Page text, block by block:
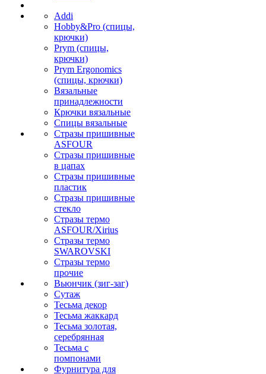
Addi
Hobby&Pro (спицы,
крючки)
Prym (спицы,
крючки)
Prym Ergonomics
(спицы, крючки)
Вязальные
принадлежности
Крючки вязальные
Спицы вязальные
Стразы пришивные
ASFOUR
Стразы пришивные
в цапах
Стразы пришивные
пластик
Стразы пришивные
стекло
Стразы термо
ASFOUR/Xirius
Стразы термо
SWAROVSKI
Стразы термо
прочие
Вьюнчик (зиг-заг)
Сутаж
Тесьма декор
Тесьма жаккард
Тесьма золотая,
серебрянная
Тесьма с
помпонами
Фурнитура для